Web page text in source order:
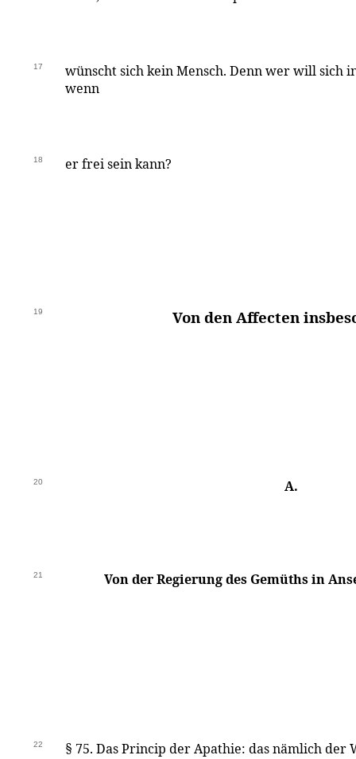
17
wünscht sich kein Mensch. Denn wer will sich
wenn
18 er frei sein kann?
19 Von den Affecten
20 A.
21 Von der Regierung des Gemüths in
22 § 75. Das Princip der Apathie: das nämlich der